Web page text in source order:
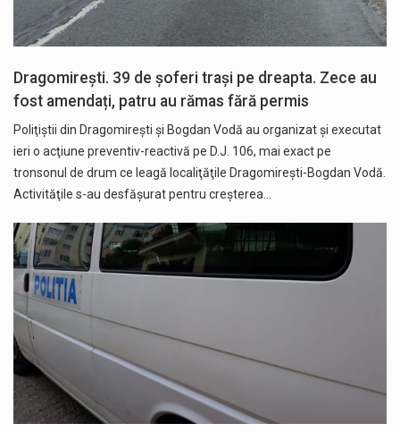
Dragomirești. 39 de șoferi trași pe dreapta. Zece au
fost amendați, patru au rămas fără permis
Poliţiştii din Dragomireşti şi Bogdan Vodă au organizat şi executat
ieri o acţiune preventiv-reactivă pe D.J. 106, mai exact pe
tronsonul de drum ce leagă localiţăţile Dragomireşti-Bogdan Vodă.
Activităţile s-au desfăşurat pentru creşterea…